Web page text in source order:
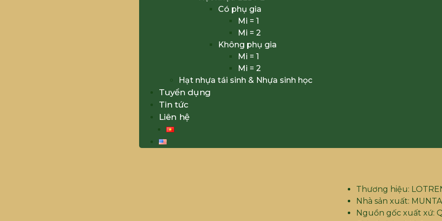
Có phụ gia
Mi = 1
Mi = 2
Không phụ gia
Mi = 1
Mi = 2
Hạt nhựa tái sinh & Nhựa sinh học
Tuyển dụng
Tin tức
Liên hệ
Thương hiệu:
Nhà sản xuất:
Nguồn gốc xuất xứ: